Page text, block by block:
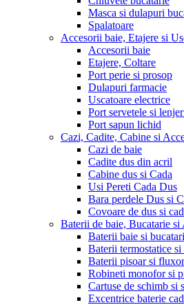
Masca si dulapuri
Spalatoare
Accesorii baie, Etajere si
Accesorii baie
Etajere, Coltare
Port perie si prosop
Dulapuri farmacie
Uscatoare electrice
Port servetele si
Port sapun lichid
Cazi, Cadite, Cabine si
Cazi de baie
Cadite dus din acril
Cabine dus si Cada
Usi Pereti Cada Dus
Bara perdele Dus si
Covoare de dus si
Baterii de baie, Bucatarie si
Baterii baie si
Baterii termostatice si
Baterii pisoar si
Robineti monofor si
Cartuse de schimb si
Excentrice baterie